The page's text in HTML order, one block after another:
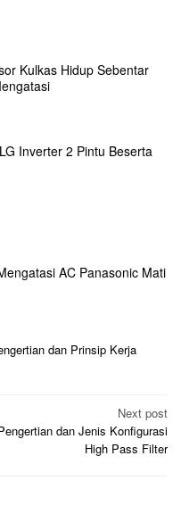
Kulkas Hidup Sebentar
Inverter 2 Pintu Beserta
AC Panasonic Mati
dan Prinsip Kerja
Next post
dan Jenis Konfigurasi
High Pass Filter